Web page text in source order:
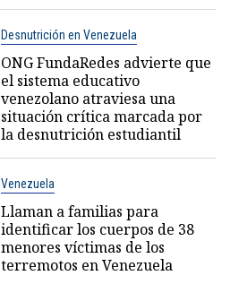
Desnutrición en Venezuela
ONG FundaRedes advierte que
el sistema educativo
venezolano atraviesa una
situación crítica marcada por
la desnutrición estudiantil
Venezuela
Llaman a familias para
identificar los cuerpos de 38
menores víctimas de los
terremotos en Venezuela